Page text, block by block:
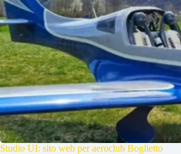
Studio UI: sito web per aeroclub Boglietto